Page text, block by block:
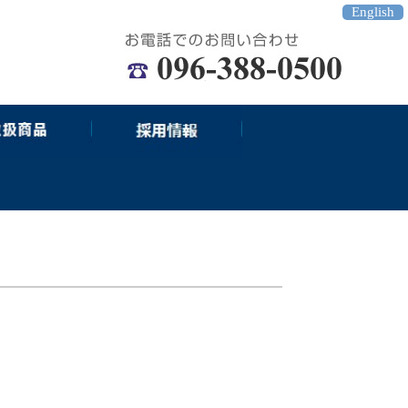
English